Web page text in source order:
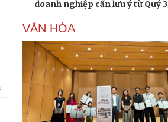
doanh nghiệp cần lưu ý từ Quý
VĂN HÓA